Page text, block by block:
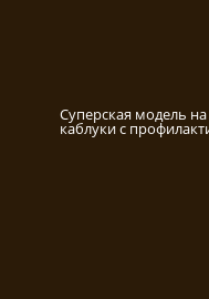
Суперская модель
каблуки с